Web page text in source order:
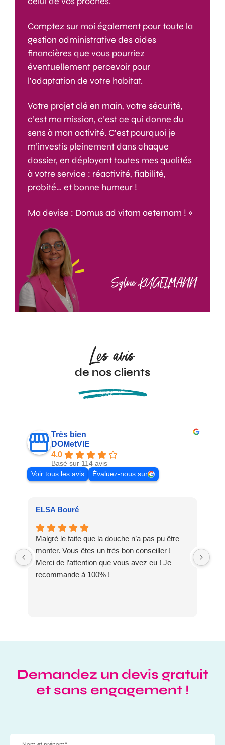
Comptez sur moi également pour toute la
gestion administrative des aides
financières que vous pourriez
éventuellement percevoir pour
l’adaptation de votre habitat.
Votre projet clé en main, votre sécurité,
c’est ma mission, c’est ce qui donne du
sens à mon activité. C’est pourquoi je
m’investis pleinement dans chaque
dossier, en déployant toutes mes qualités
à votre service : réactivité, fiabilité,
probité… et bonne humeur !
Ma devise : Domus ad vitam aeternam ! »
Sylvie KUGELMANN
Les avis
de nos clients
Très bien
DOMetVIE
4.0
Basé sur 114 avis
Voir tous les avis
Évaluez-nous sur
ELSA Bouré
Malgré le faite que la douche n’a pas pu être
monter. Vous êtes un très bon conseiller !
Merci de l’attention que vous avez eu ! Je
recommande à 100% !
Demandez un devis gratuit
et sans engagement !